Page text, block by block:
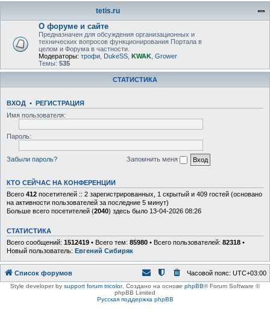
tetis.ru
О форуме и сайте
Предназначен для обсуждения организационных и
технических вопросов функционирования Портала в
целом и Форума в частности.
Модераторы: трофи DukeSS KWAK Grower
Темы: 535
СТАТИСТИКА
ВХОД • РЕГИСТРАЦИЯ
Имя пользователя:
Пароль:
Забыли пароль? Запомнить меня
КТО СЕЙЧАС НА КОНФЕРЕНЦИИ
Всего 412 посетителей :: 2 зарегистрированных, 1 скрытый и 409 гостей (основано
на активности пользователей за последние 5 минут)
Больше всего посетителей (2040) здесь было 13-04-2026 08:26
СТАТИСТИКА
Всего сообщений: 1512419 • Всего тем: 85980 • Всего пользователей: 82318 •
Новый пользователь: Евгений Сибиряк
Список форумов Часовой пояс: UTC+03:00
Style developer by support forum tricolor, Создано на основе phpBB® Forum Software ©
phpBB Limited
Русская поддержка phpBB